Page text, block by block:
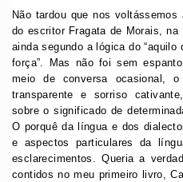
Não tardou que nos
do escritor Fragata de Morais,
ainda segundo a lógica do
força”. Mas não foi sem
meio de conversa ocasional,
transparente e sorriso
sobre o significado de
O porquê da língua e dos
e aspectos particulares da
esclarecimentos. Queria a
contidos no meu primeiro livro,